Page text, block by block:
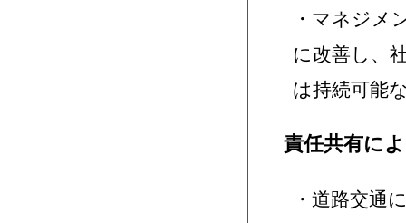
・マネジメ
に改善し、
は持続可能
責任共有に
・道路交通